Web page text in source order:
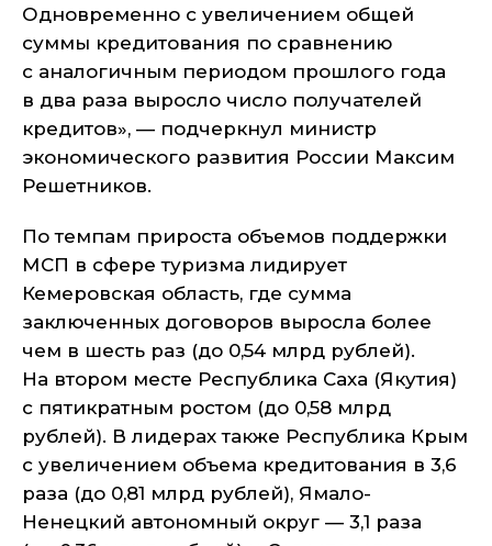
Одновременно с увеличением общей
суммы кредитования по сравнению
с аналогичным периодом прошлого года
в два раза выросло число получателей
кредитов», — подчеркнул министр
экономического развития России Максим
Решетников.
По темпам прироста объемов поддержки
МСП в сфере туризма лидирует
Кемеровская область, где сумма
заключенных договоров выросла более
чем в шесть раз (до 0,54 млрд рублей).
На втором месте Республика Саха (Якутия)
с пятикратным ростом (до 0,58 млрд
рублей). В лидерах также Республика Крым
с увеличением объема кредитования в 3,6
раза (до 0,81 млрд рублей), Ямало-
Ненецкий автономный округ — 3,1 раза